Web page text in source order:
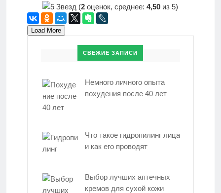
(2 оценок, среднее:4,50 из 5)
Load More
СВЕЖИЕ ЗАПИСИ
Немного личного опыта
похудения после 40 лет
Что такое гидропилинг лица
и как его проводят
Выбор лучших аптечных
кремов для сухой кожи